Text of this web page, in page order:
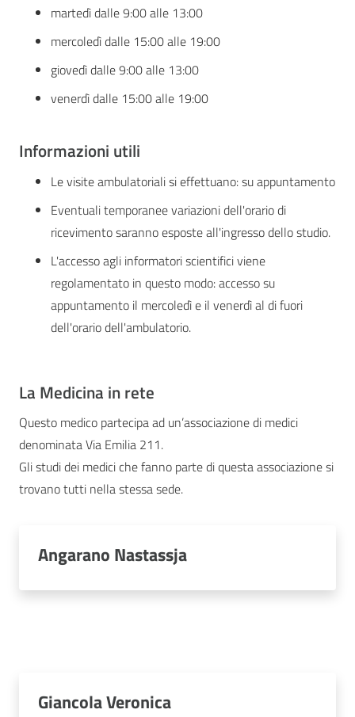
martedì dalle 9:00 alle 13:00
mercoledì dalle 15:00 alle 19:00
giovedì dalle 9:00 alle 13:00
venerdì dalle 15:00 alle 19:00
Informazioni utili
Le visite ambulatoriali si effettuano: su appuntamento
Eventuali temporanee variazioni dell'orario di
ricevimento saranno esposte all'ingresso dello studio.
L'accesso agli informatori scientifici viene
regolamentato in questo modo: accesso su
appuntamento il mercoledì e il venerdì al di fuori
dell'orario dell'ambulatorio.
La Medicina in rete
Questo medico partecipa ad un’associazione di medici
denominata Via Emilia 211.
Gli studi dei medici che fanno parte di questa associazione si
trovano tutti nella stessa sede.
Angarano Nastassja
Giancola Veronica